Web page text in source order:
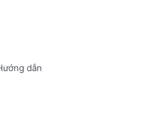
dẫn